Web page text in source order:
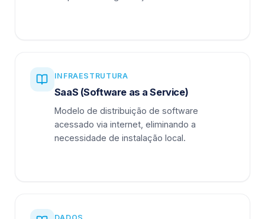
INFRAESTRUTURA
SaaS (Software as a Service)
Modelo de distribuição de software
acessado via internet, eliminando a
necessidade de instalação local.